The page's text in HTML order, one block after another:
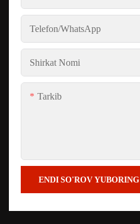
Telefon/whatsApp
Shirkat Nomi
Tarkib
ENDI SO'ROV YUBORING